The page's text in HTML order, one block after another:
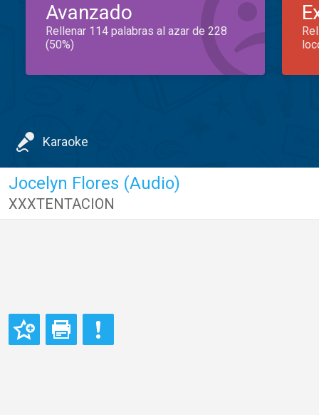
Avanzado
Rellenar 114 palabras al azar de 228
(50%)
Karaoke
Jocelyn Flores (Audio)
XXXTENTACION